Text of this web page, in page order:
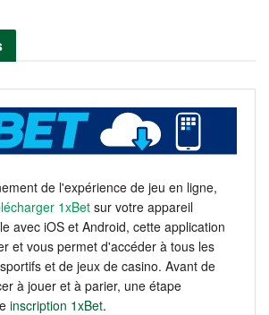
de l'expérience de jeu en ligne,
1xBet sur votre appareil
avec iOS et Android, cette application
et vous permet d'accéder à tous les
et de jeux de casino. Avant de
à jouer et à parier, une étape
inscription 1xBet.